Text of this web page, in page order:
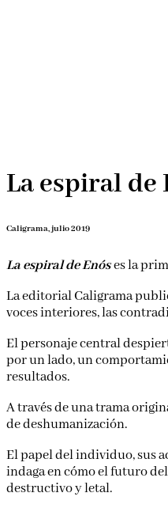
La espiral de
Caligrama, julio 2019
La espiral de Enóses la
La editorial Caligrama
voces interiores, las
El personaje central
por un lado, un
resultados.
A través de una trama
de deshumanización.
El papel del individuo, sus
indaga en cómo el futuro
destructivo y letal.